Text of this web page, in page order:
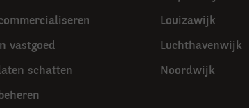
vastgoed
schatten
Louizawijk
Luchthavenwijk
Noordwijk